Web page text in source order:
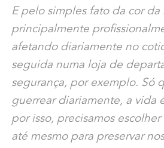
E pelo simples fato da cor da
principalmente
afetando diariamente no
seguida numa loja de
segurança, por exemplo. Só
guerrear diariamente, a vida
por isso, precisamos escolher
até mesmo para preservar